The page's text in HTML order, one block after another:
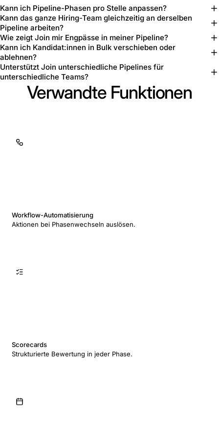
Kann ich Pipeline-Phasen pro Stelle anpassen?
Kann das ganze Hiring-Team gleichzeitig an derselben
Pipeline arbeiten?
Wie zeigt Join mir Engpässe in meiner Pipeline?
Kann ich Kandidat:innen in Bulk verschieben oder
ablehnen?
Unterstützt Join unterschiedliche Pipelines für
unterschiedliche Teams?
Verwandte Funktionen
Workflow-Automatisierung
Aktionen bei Phasenwechseln auslösen.
Scorecards
Strukturierte Bewertung in jeder Phase.